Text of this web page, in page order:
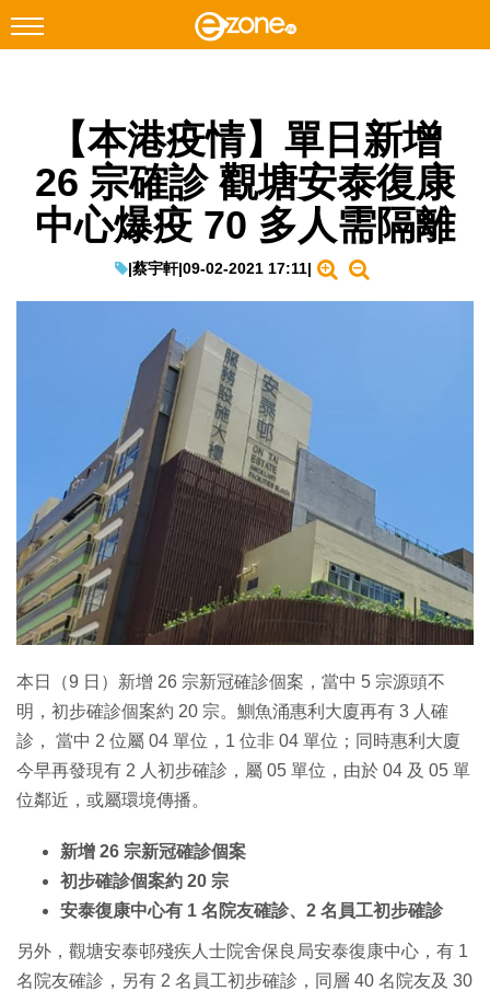
Facebook Instagram
科技焦點
網絡生活
教學評測
生成式AI與雲端應用
Enterprise Digital Transformation
特集
【本港疫情】單日新增
26 宗確診 觀塘安泰復康
中心爆疫 70 多人需隔離
|蔡宇軒|09-02-2021 17:11|
本日（9 日）新增 26 宗新冠確診個案，當中 5 宗源頭不
明，初步確診個案約 20 宗。鰂魚涌惠利大廈再有 3 人確
診， 當中 2 位屬 04 單位，1 位非 04 單位；同時惠利大廈
今早再發現有 2 人初步確診，屬 05 單位，由於 04 及 05 單
位鄰近，或屬環境傳播。
新增 26 宗新冠確診個案
初步確診個案約 20 宗
安泰復康中心有 1 名院友確診、2 名員工初步確診
另外，觀塘安泰邨殘疾人士院舍保良局安泰復康中心，有 1
名院友確診，另有 2 名員工初步確診，同層 40 名院友及 30